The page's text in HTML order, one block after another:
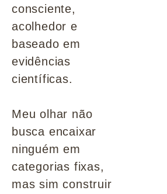
consciente,
acolhedor e
baseado em
evidências
científicas.
Meu olhar não
busca encaixar
ninguém em
categorias fixas,
mas sim construir